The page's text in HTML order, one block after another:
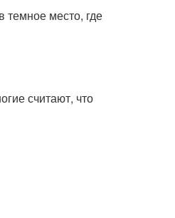
место, где
считают, что